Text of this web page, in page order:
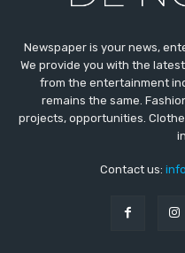
Newspaper is your news,
We provide you with the
from the entertainment
remains the same.
projects, opportunities.
Contact us: